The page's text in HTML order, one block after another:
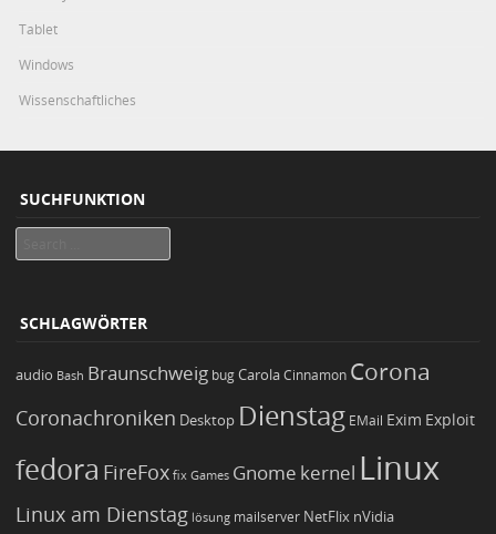
Tablet
Windows
Wissenschaftliches
SUCHFUNKTION
SCHLAGWÖRTER
audio Bash Braunschweig bugCarola Cinnamon Corona
Coronachroniken Desktop Dienstag EMail Exim Exploit
fedora FireFox fix Games Gnome kernel Linux
Linux am Dienstag lösung mailserver NetFlix nVidia